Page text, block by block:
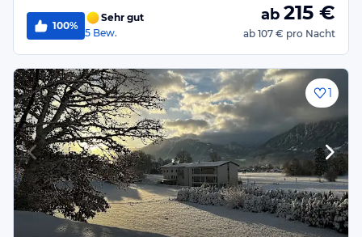
100%
Sehr gut
5 Bew.
ab 215 €
ab 107 € pro Nacht
1